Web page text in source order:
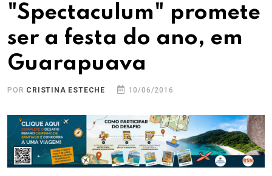
"Spectaculum" promete
ser a festa do ano, em
Guarapuava
POR CRISTINA ESTECHE 10/06/2016